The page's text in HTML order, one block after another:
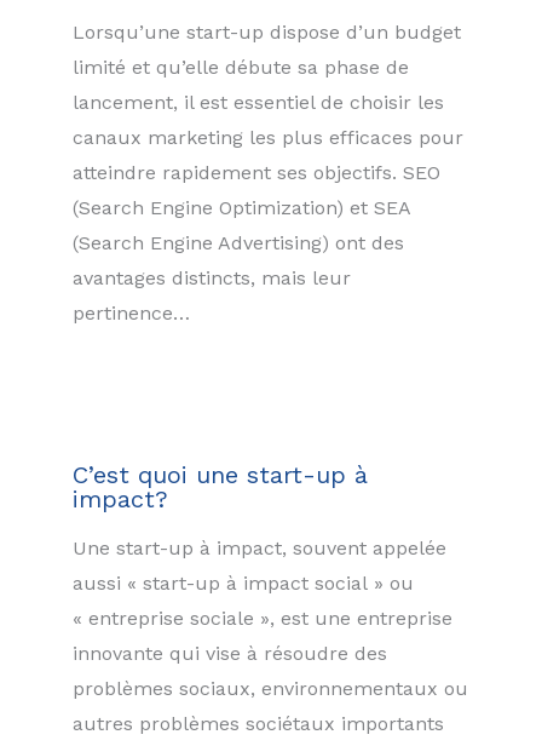
Lorsqu’une start-up dispose d’un budget
limité et qu’elle débute sa phase de
lancement, il est essentiel de choisir les
canaux marketing les plus efficaces pour
atteindre rapidement ses objectifs. SEO
(Search Engine Optimization) et SEA
(Search Engine Advertising) ont des
avantages distincts, mais leur
pertinence…
C’est quoi une start-up à
impact?
Une start-up à impact, souvent appelée
aussi « start-up à impact social » ou
« entreprise sociale », est une entreprise
innovante qui vise à résoudre des
problèmes sociaux, environnementaux ou
autres problèmes sociétaux importants